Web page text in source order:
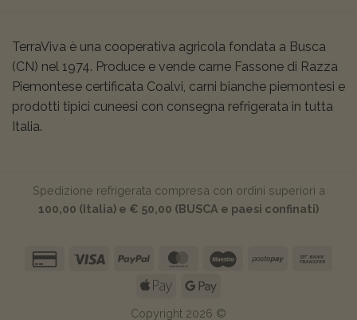
TerraViva è una cooperativa agricola fondata a Busca
(CN) nel 1974. Produce e vende carne Fassone di Razza
Piemontese certificata Coalvi, carni bianche piemontesi e
prodotti tipici cuneesi con consegna refrigerata in tutta
Italia.
Spedizione refrigerata compresa con ordini superiori a
100,00 (Italia) e € 50,00 (BUSCA e paesi confinati)
Copyright 2026 ©